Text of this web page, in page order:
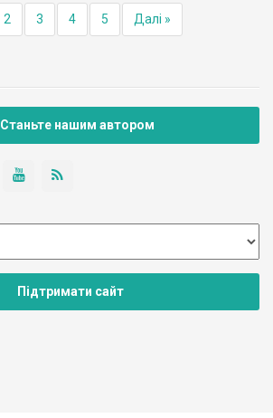
2 3 4 5 Далі »
Станьте нашим автором
Підтримати сайт